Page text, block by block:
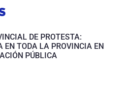
DE PROTESTA:
TODA LA PROVINCIA EN
PÚBLICA